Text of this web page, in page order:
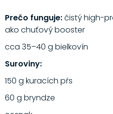
Prečo funguje:čistý high-
ako chuťový booster
cca 35–40 g bielkovín
Suroviny:
150 g kuracích pŕs
60 g bryndze